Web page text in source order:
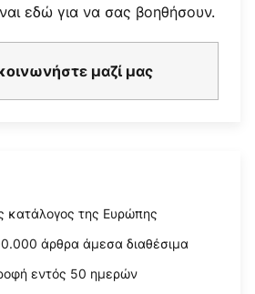
εδώ για να σας βοηθήσουν.
μαζί μας
κατάλογος της Ευρώπης
άρθρα άμεσα διαθέσιμα
εντός 50 ημερών